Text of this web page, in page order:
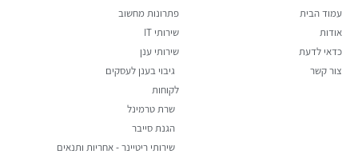
עמוד הבית
אודות
כדאי לדעת
צור קשר
פתרונות מחשוב
שירותי IT
שירותי ענן
גיבוי בענן לעסקים
לקוחות
שרת טרמינל
הגנת סייבר
שירותי ריטיינר - אחריות ותנאים